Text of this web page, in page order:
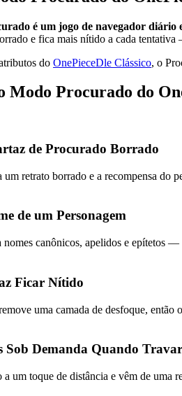
é um jogo de navegador
e fica mais nítido a cada
do OnePieceDle Clássico, o
Modo Procurado do
de Procurado Borrado
um retrato borrado e a recompensa do
de um Personagem
nomes canônicos, apelidos e epítetos
Ficar Nítido
uma camada de desfoque,
Sob Demanda Quando Travar
a um toque de distância e vêm de uma